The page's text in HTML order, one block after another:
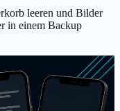
leeren und Bilder
in einem Backup